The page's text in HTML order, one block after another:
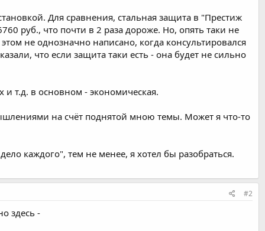
Для сравнения, стальная защита в "Престиж
руб., что почти в 2 раза дороже. Но, опять таки не
не однозначно написано, когда консультировался
что если защита таки есть - она будет не сильно
и т.д. в основном - экономическая.
на счёт поднятой мною темы. Может я что-то
каждого", тем не менее, я хотел бы разобраться.
#2
здесь -